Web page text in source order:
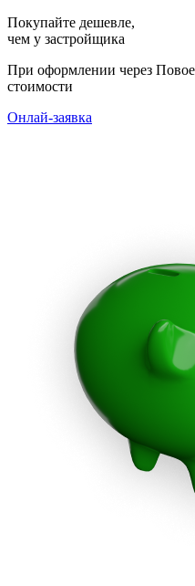
Покупайте дешевле,
чем у застройщика
При оформлении через
стоимости
Онлай-заявка